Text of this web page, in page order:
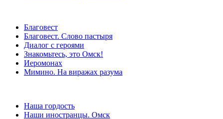
Благовест
Благовест. Слово пастыря
Диалог с героями
Знакомьтесь, это Омск!
Иеромонах
Мимино. На виражах разума
Наша гордость
Наши иностранцы. Омск